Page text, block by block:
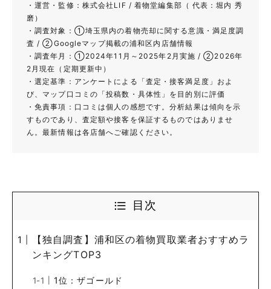
・運営・監修：株式会社LIF / 着物堂編集部（ 代表：堀内 秀
磨）
・調査対象：①埼玉県内の着物売却に関する意識・満足度調
査 / ②Googleマップ掲載の浦和区内店舗情報
・調査年月：①2024年11月～2025年2月実施 / ②2026年
2月現在（定期更新中）
・選定基準：アンケートによる「査定・接客満足度」およ
び、マップ口コミの「投稿数・具体性」を目的別に評価
・免責事項：口コミは個人の感想です。分析結果は傾向を示
すものであり、査定額や接客を保証するものではありませ
ん。最新情報は各店舗へご確認ください。
目次
【独自調査】浦和区の着物買取業者おすすめラ
ンキングTOP3
1位：ザゴールド